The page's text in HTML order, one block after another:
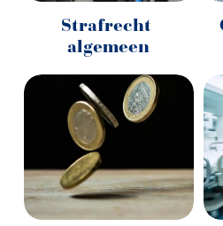
Strafrecht
algemeen